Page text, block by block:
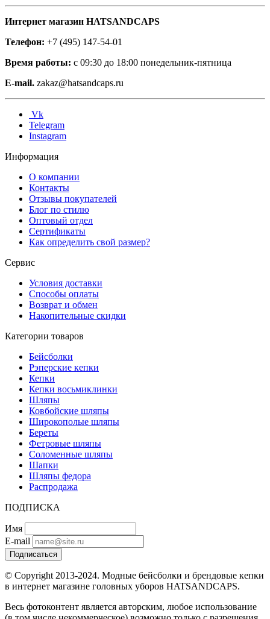
Интернет магазин HATSANDCAPS
Телефон: +7 (495) 147-54-01
Время работы: с 09:30 до 18:00 понедельник-пятница
E-mail. zakaz@hatsandcaps.ru
Vk
Telegram
Instagram
Информация
О компании
Контакты
Отзывы покупателей
Блог по стилю
Оптовый отдел
Сертификаты
Как определить свой размер?
Сервис
Условия доставки
Способы оплаты
Возврат и обмен
Накопительные скидки
Категории товаров
Бейсболки
Рэперские кепки
Кепки
Кепки восьмиклинки
Шляпы
Ковбойские шляпы
Широкополые шляпы
Береты
Фетровые шляпы
Соломенные шляпы
Шапки
Шляпы федора
Распродажа
ПОДПИСКА
Имя
E-mail
Подписаться
© Copyright 2013-2024. Модные бейсболки и брендовые кепки
в интернет магазине головных уборов HATSANDCAPS.
Весь фотоконтент является авторским, любое использование